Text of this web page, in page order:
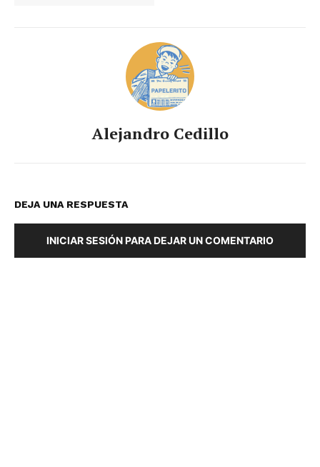
Alejandro Cedillo
DEJA UNA RESPUESTA
INICIAR SESIÓN PARA DEJAR UN COMENTARIO